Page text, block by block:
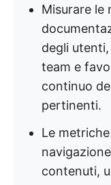
Misurare le
degli
team e
continuo
pertinenti.
Le
contenuti,